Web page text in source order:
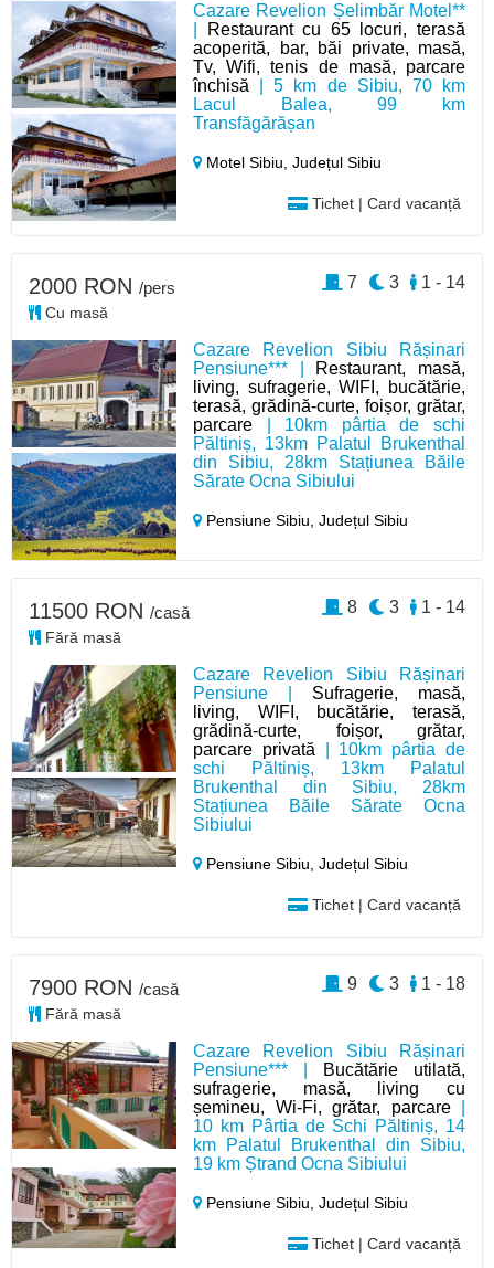
Cazare Revelion Șelimbăr Motel**
Restaurant cu 65 locuri, terasă
acoperită, bar, băi private, masă,
Tv, Wifi, tenis de masă, parcare
închisă | 5 km de Sibiu, 70 km
Lacul Balea, 99 km
Transfăgărășan
Motel Sibiu,Județul Sibiu
Tichet | Card vacanță
Cazare Revelion Sibiu Rășinari
Pensiune*** | Restaurant, masă,
living, sufragerie, WIFI, bucătărie,
terasă, grădină-curte, foișor, grătar,
parcare | 10km pârtia de schi
Păltiniș, 13km Palatul Brukenthal
din Sibiu, 28km Stațiunea Băile
Sărate Ocna Sibiului
Pensiune Sibiu,Județul Sibiu
2000 RON /pers
Cu masă
1 - 14
3
7
Cazare Revelion Sibiu Rășinari
Pensiune | Sufragerie, masă,
living, WIFI, bucătărie, terasă,
grădină-curte, foișor, grătar,
parcare privată | 10km pârtia de
schi Păltiniș, 13km Palatul
Brukenthal din Sibiu, 28km
Stațiunea Băile Sărate Ocna
Sibiului
Pensiune Sibiu,Județul Sibiu
Tichet | Card vacanță
11500 RON /casă
Fără masă
1 - 14
3
8
Cazare Revelion Sibiu Rășinari
Pensiune*** |
Bucătărie utilată,
sufragerie, masă, living cu
șemineu, Wi-Fi, grătar, parcare|
10 km Pârtia de Schi Păltiniș, 14
km Palatul Brukenthal din Sibiu,
19 km Ștrand Ocna Sibiului
Pensiune Sibiu,Județul Sibiu
Tichet | Card vacanță
7900 RON /casă
Fără masă
1 - 18
3
9